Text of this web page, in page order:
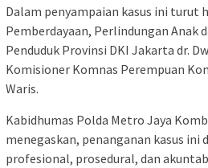
Dalam penyampaian kasus ini turut
Pemberdayaan, Perlindungan Anak
Penduduk Provinsi DKI Jakarta dr.
Komisioner Komnas Perempuan
Waris.
Kabidhumas Polda Metro Jaya
menegaskan, penanganan kasus ini
profesional, prosedural, dan